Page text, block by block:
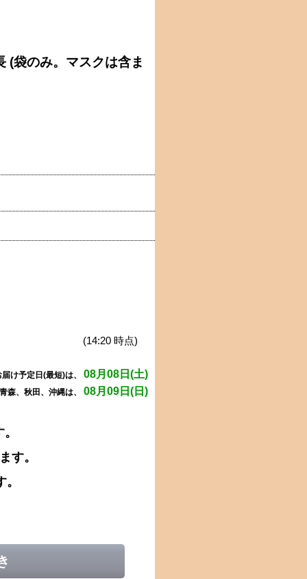
(袋のみ。マスクは含ま
(14:20 時点)
け予定日(最短)は、 08月08日(土)
森、秋田、沖縄は、 08月09日(日)
す。